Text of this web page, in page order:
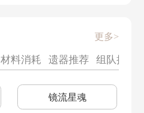
星海宝藏推荐
素裳养成
雅利洛残响回廊
边缘通路
更多>
材料消耗 遗器推荐 组队推荐
镜流星魂